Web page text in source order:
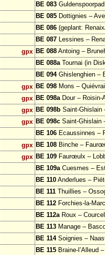
BE 083
BE 085 Dottignies –
BE 086 (geplant:
BE 087 Lessines –
gpx BE 088 Antoing –
BE 088aTournai (in
BE 094Ghislenghien –
gpx BE 098 Mons –
gpx BE 098aDour – Roisin-
gpx BE 098b Saint-Ghislain
gpx BE 098c Saint-Ghislain
BE 106 Ecaussinnes –
gpx BE 108 Binche –
gpx BE 109 Faurœulx –
BE 109aCuesmes –
BE 110 Anderlues –
BE 111 Thuillies –
BE 112 Forchies-la-
BE 112aRoux –
BE 113 Manage –
BE 114Soignies –
BE 115 Braine-l’Alleud